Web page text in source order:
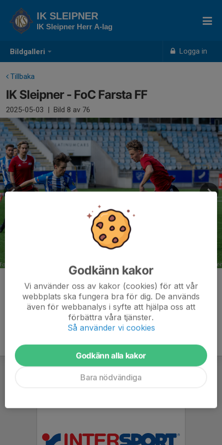
Bildgalleri Logga in
IK SLEIPNER
IK Sleipner Herr A-lag
Tillbaka
IK Sleipner - FoC Farsta FF
2025-05-03 | Bild 8 av 76
Kommentarer
Godkänn kakor
Vi använder oss av kakor (cookies) för att vår
webbplats ska fungera bra för dig. De används
även för webbanalys i syfte att hjälpa oss att
förbättra våra tjänster.
Så använder vi cookies
Godkänn alla kakor
Bara nödvändiga